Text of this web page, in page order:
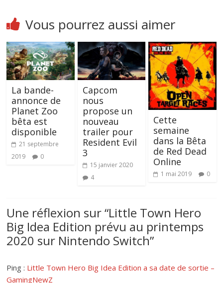
Vous pourrez aussi aimer
La bande-
annonce de
Planet Zoo
bêta est
disponible
21 septembre
2019
0
Capcom
nous
propose un
nouveau
trailer pour
Resident Evil
3
15 janvier 2020
4
Cette
semaine
dans la Bêta
de Red Dead
Online
1 mai 2019 0
Une réflexion sur “Little Town Hero
Big Idea Edition prévu au printemps
2020 sur Nintendo Switch”
Ping : Little Town Hero Big Idea Edition a sa date de sortie –
GamingNewZ